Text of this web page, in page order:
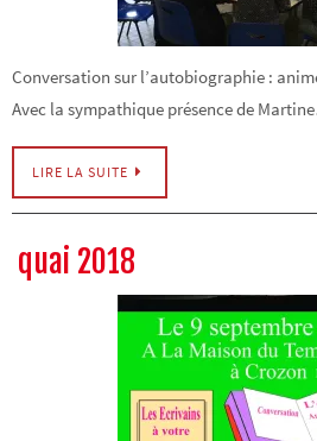
Conversation sur l’autobiographie :
Avec la sympathique présence de
LIRE LA SUITE
quai 2018